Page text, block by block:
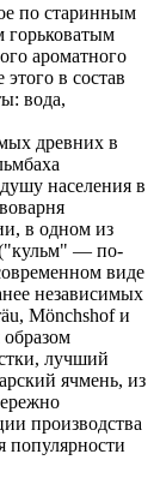
по старинным
горьковатым
ароматного
в состав
вода,
древних в
населения в
в одном из
("кульм" — по-
виде
независимых
Mönchshof и
лучший
ячмень, из
производства
популярности